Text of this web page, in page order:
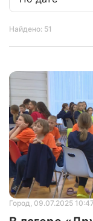
Найдено: 51
Город, 09.07.2025 10:47